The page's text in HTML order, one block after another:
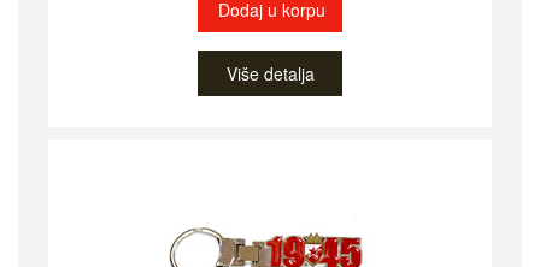
Dodaj u korpu
Više detalja